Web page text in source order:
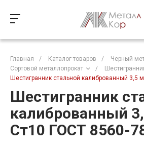
Главная / Каталог товаров / Черный
Сортовой металлопрокат
/
Шестигранник стальной калиброванный 3,5
Шестигранник
калиброванный
Ст10 ГОСТ 8560-